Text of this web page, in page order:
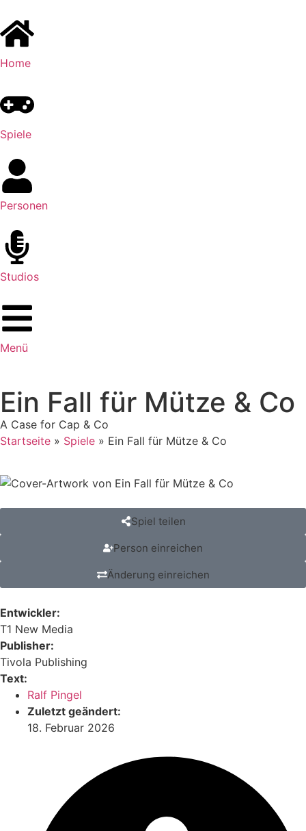
Home
Spiele
Personen
Studios
Menü
Ein Fall für Mütze & Co
A Case for Cap & Co
Startseite » Spiele » Ein Fall für Mütze & Co
Spiel teilen
Person einreichen
Änderung einreichen
Entwickler:
T1 New Media
Publisher:
Tivola Publishing
Text:
Ralf Pingel
Zuletzt geändert:
18. Februar 2026